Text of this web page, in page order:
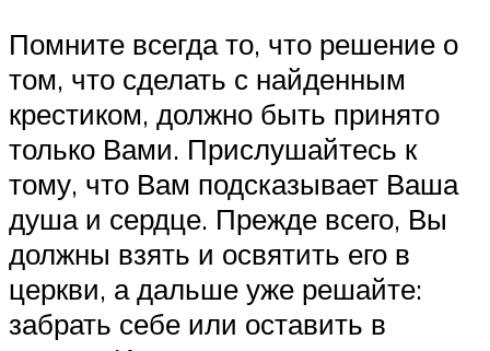
Помните всегда то, что решение о
том, что сделать с найденным
крестиком, должно быть принято
только Вами. Прислушайтесь к
тому, что Вам подсказывает Ваша
душа и сердце. Прежде всего, Вы
должны взять и освятить его в
церкви, а дальше уже решайте:
забрать себе или оставить в